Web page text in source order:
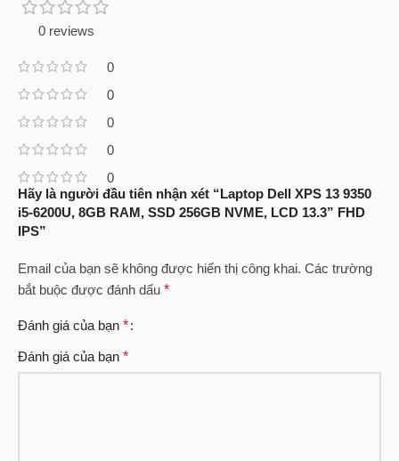
0 reviews
0
0
0
0
0
Hãy là người đầu tiên nhận xét “Laptop Dell XPS 13 9350
i5-6200U, 8GB RAM, SSD 256GB NVME, LCD 13.3” FHD
IPS”
Email của bạn sẽ không được hiển thị công khai. Các trường
bắt buộc được đánh dấu *
Đánh giá của bạn *
Đánh giá của bạn *